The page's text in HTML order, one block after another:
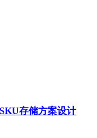
存储方案设计